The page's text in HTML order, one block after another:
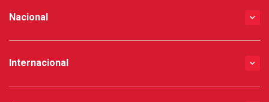
Nacional
Internacional